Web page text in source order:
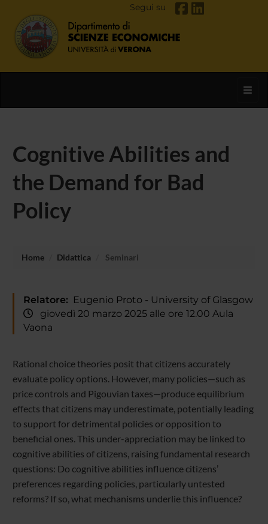
Segui su
Cognitive Abilities and
the Demand for Bad
Policy
Home Didattica Seminari
Relatore: Eugenio Proto - University of Glasgow
giovedì 20 marzo 2025 alle ore 12.00 Aula
Vaona
Rational choice theories posit that citizens accurately
evaluate policy options. However, many policies—such as
price controls and Pigouvian taxes—produce equilibrium
effects that citizens may underestimate, potentially leading
to support for detrimental policies or opposition to
beneficial ones. This under-appreciation may be linked to
cognitive abilities of citizens, raising fundamental research
questions: Do cognitive abilities influence citizens’
preferences regarding policies, particularly untested
reforms? If so, what mechanisms underlie this influence?